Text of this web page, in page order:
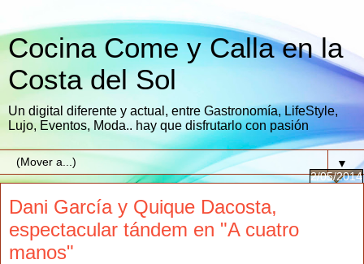
Cocina Come y Calla en la
Costa del Sol
Un digital diferente y actual, entre Gastronomía, LifeStyle,
Lujo, Eventos, Moda.. hay que disfrutarlo con pasión
▼
2/05/2014
Dani García y Quique Dacosta,
espectacular tándem en "A cuatro
manos"